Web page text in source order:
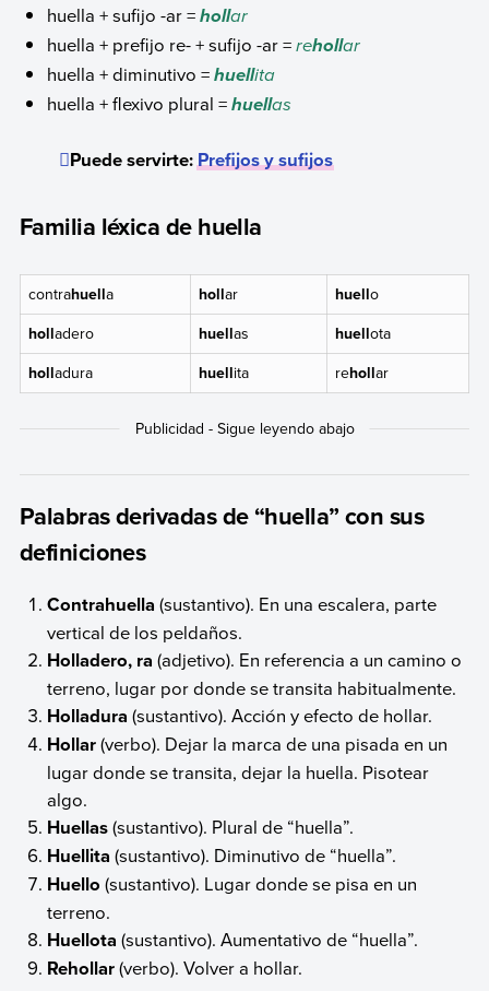
huella + sufijo -ar =hollar
huella + prefijo re- + sufijo -ar =rehollar
huella + diminutivo =huellita
huella + flexivo plural =huellas
Puede servirte:Prefijos y sufijos
Familia léxica de huella
contrahuella hollar huello
holladero huellas huellota
holladura huellita rehollar
Palabras derivadas de “huella” con sus
definiciones
Contrahuella (sustantivo). En una escalera, parte
vertical de los peldaños.
Holladero, ra (adjetivo). En referencia a un camino o
terreno, lugar por donde se transita habitualmente.
Holladura (sustantivo). Acción y efecto de hollar.
Hollar(verbo). Dejar la marca de una pisada en un
lugar donde se transita, dejar la huella. Pisotear
algo.
Huellas(sustantivo). Plural de “huella”.
Huellita (sustantivo). Diminutivo de “huella”.
Huello (sustantivo). Lugar donde se pisa en un
terreno.
Huellota (sustantivo). Aumentativo de “huella”.
Rehollar(verbo). Volver a hollar.